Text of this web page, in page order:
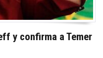
y confirma a Temer